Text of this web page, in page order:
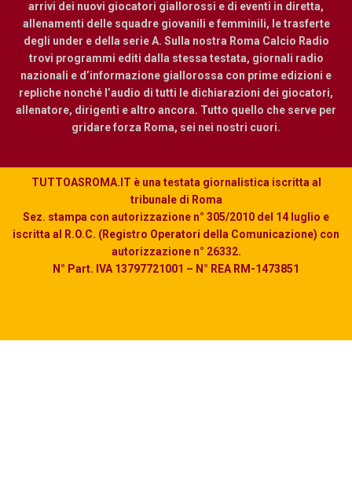
arrivi dei nuovi giocatori giallorossi e di eventi in diretta,
allenamenti delle squadre giovanili e femminili, le trasferte
degli under e della serie A. Sulla nostra Roma Calcio Radio
trovi programmi editi dalla stessa testata, giornali radio
nazionali e d’informazione giallorossa con prime edizioni e
repliche nonché l’audio di tutti le dichiarazioni dei giocatori,
allenatore, dirigenti e altro ancora. Tutto quello che serve per
gridare forza Roma, sei nei nostri cuori.
TUTTOASROMA.IT è una testata giornalistica iscritta al
tribunale di Roma
Sez. stampa con autorizzazione n° 305/2010 del 14 luglio e
iscritta al R.O.C. (Registro Operatori della Comunicazione) con
autorizzazione n° 26332.
N° Part. IVA 13797721001 – N° REA RM-1473851